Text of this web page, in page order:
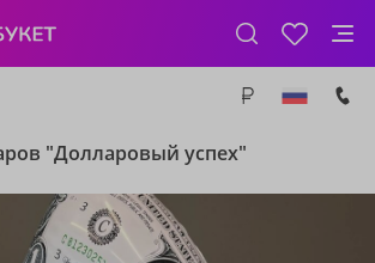
"Долларовый успех"